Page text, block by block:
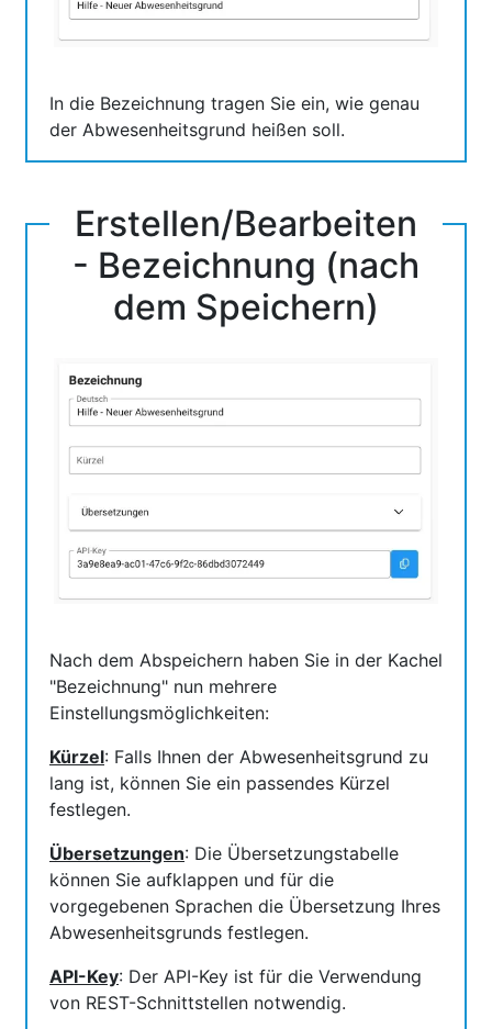
In die Bezeichnung tragen Sie ein, wie genau
der Abwesenheitsgrund heißen soll.
Erstellen/Bearbeiten
- Bezeichnung (nach
dem Speichern)
Nach dem Abspeichern haben Sie in der Kachel
"Bezeichnung" nun mehrere
Einstellungsmöglichkeiten:
Kürzel: Falls Ihnen der Abwesenheitsgrund zu
lang ist, können Sie ein passendes Kürzel
festlegen.
Übersetzungen: Die Übersetzungstabelle
können Sie aufklappen und für die
vorgegebenen Sprachen die Übersetzung Ihres
Abwesenheitsgrunds festlegen.
API-Key: Der API-Key ist für die Verwendung
von REST-Schnittstellen notwendig.